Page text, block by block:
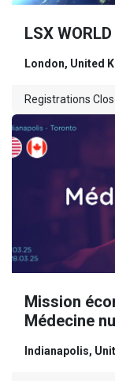
LSX
London, United
Registrations
Mission
Médecine
Indianapolis,